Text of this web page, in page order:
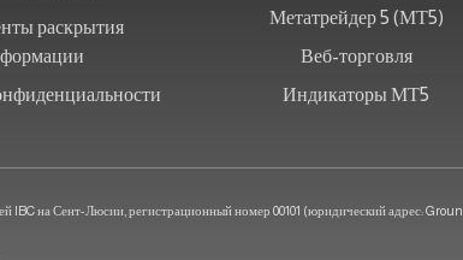
раскрытия
Метатрейдер 5 (МТ5)
Веб-торговля
Индикаторы МТ5
IBC на Сент-Люсии, регистрационный номер 00101 (юридический адрес: